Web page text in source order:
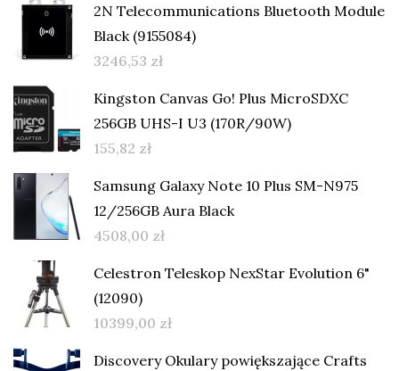
2N Telecommunications Bluetooth Module
Black (9155084)
3246,53 zł
Kingston Canvas Go! Plus MicroSDXC
256GB UHS-I U3 (170R/90W)
155,82 zł
Samsung Galaxy Note 10 Plus SM-N975
12/256GB Aura Black
4508,00 zł
Celestron Teleskop NexStar Evolution 6"
(12090)
10399,00 zł
Discovery Okulary powiększające Crafts